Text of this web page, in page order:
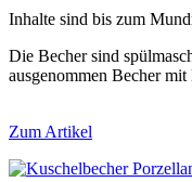
Inhalte sind bis zum
Die Becher sind
ausgenommen Becher
Zum Artikel